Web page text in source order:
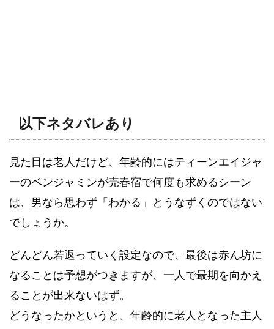
以下ネタバレあり
見た目は老人だけど、年齢的にはティーンエイジャ
ーのベンジャミンが売春宿で何度も求めるシーン
は、男なら思わず「わかる」とうなずくのではない
でしょうか。
どんどん若返っていく設定なので、最後は赤ん坊に
なることは予想がつきますが、一人で最期を向かえ
ることが出来ないはず。
どうなったかというと、年齢的に老人となった主人